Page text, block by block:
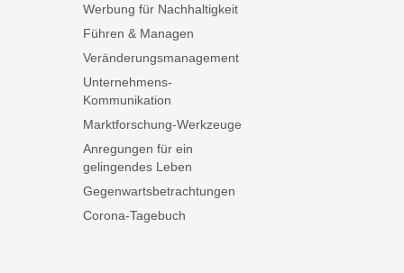
Werbung für Nachhaltigkeit
Führen & Managen
Veränderungsmanagement
Unternehmens-
Kommunikation
Marktforschung-Werkzeuge
Anregungen für ein
gelingendes Leben
Gegenwartsbetrachtungen
Corona-Tagebuch